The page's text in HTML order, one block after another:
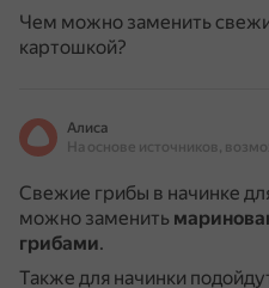
Чем можно заменить
картошкой?
Алиса
Свежие грибы в начинке
можно заменить
грибами.
Также для начинки